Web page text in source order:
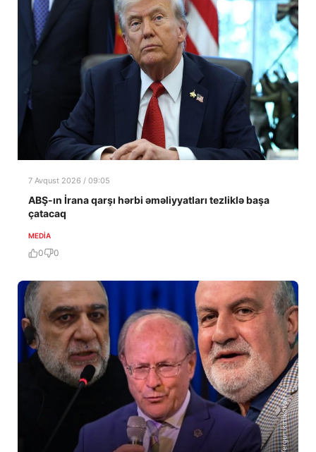
7 Avqust 2026 / 09:05
ABŞ-ın İrana qarşı hərbi əməliyyatları tezliklə başa
çatacaq
MEDİA
0 0